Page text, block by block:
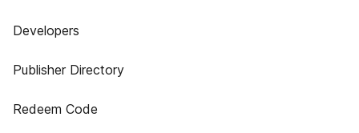
Developers
Publisher Directory
Redeem Code